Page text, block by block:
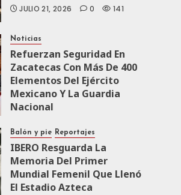
JULIO 21, 2026 0 141
Noticias
Refuerzan Seguridad En
Zacatecas Con Más De 400
Elementos Del Ejército
Mexicano Y La Guardia
Nacional
Balón y pie Reportajes
IBERO Resguarda La
Memoria Del Primer
Mundial Femenil Que Llenó
El Estadio Azteca